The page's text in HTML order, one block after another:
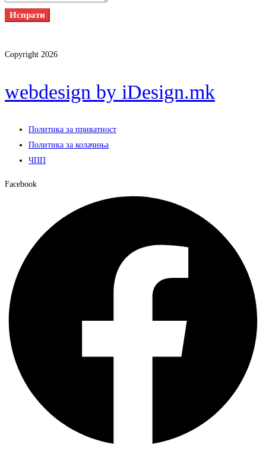
Испрати
Copyright 2026
webdesign by iDesign.mk
Политика за приватност
Политика за колачиња
ЧПП
Facebook